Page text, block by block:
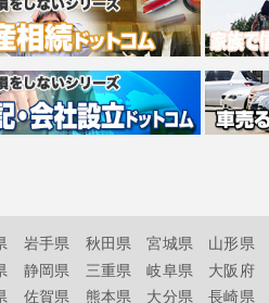
岩手県 秋田県 宮城県 山形県
静岡県 三重県 岐阜県 大阪府
佐賀県 熊本県 大分県 長崎県